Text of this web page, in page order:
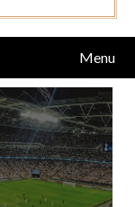
Menu